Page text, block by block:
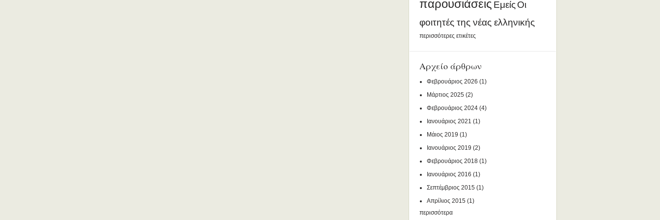
παρουσιάσεις Εμείς Οι
φοιτητές της νέας ελληνικής
περισσότερες ετικέτες
Αρχείο άρθρων
Φεβρουάριος 2026 (1)
Μάρτιος 2025 (2)
Φεβρουάριος 2024 (4)
Ιανουάριος 2021 (1)
Μάιος 2019 (1)
Ιανουάριος 2019 (2)
Φεβρουάριος 2018 (1)
Ιανουάριος 2016 (1)
Σεπτέμβριος 2015 (1)
Απρίλιος 2015 (1)
περισσότερα